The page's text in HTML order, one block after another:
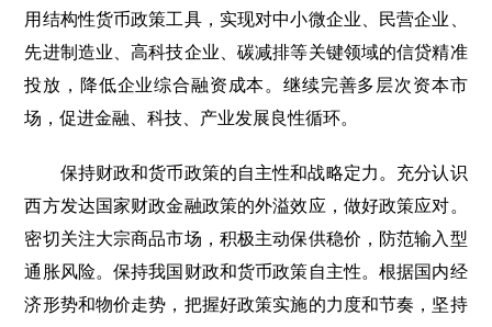
用结构性货币政策工具，实现对中小微企业、民营企业、
先进制造业、高科技企业、碳减排等关键领域的信贷精准
投放，降低企业综合融资成本。继续完善多层次资本市
场，促进金融、科技、产业发展良性循环。
保持财政和货币政策的自主性和战略定力。充分认识
西方发达国家财政金融政策的外溢效应，做好政策应对。
密切关注大宗商品市场，积极主动保供稳价，防范输入型
通胀风险。保持我国财政和货币政策自主性。根据国内经
济形势和物价走势，把握好政策实施的力度和节奏，坚持